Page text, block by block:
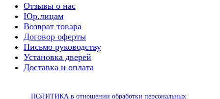
Отзывы о нас
Юр.лицам
Возврат товара
Договор оферты
Письмо руководству
Установка дверей
Доставка и оплата
ПОЛИТИКА в отношении обработки персональных